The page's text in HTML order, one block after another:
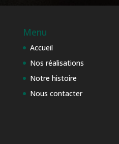
Menu
Accueil
Nos réalisations
Notre histoire
Nous contacter